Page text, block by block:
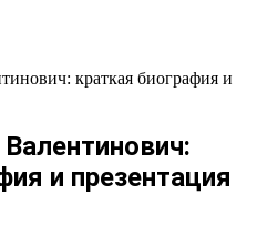
краткая биография и
и презентация